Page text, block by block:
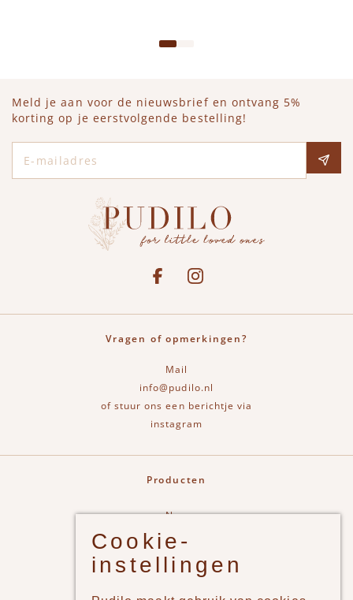
Meld je aan voor de nieuwsbrief en ontvang 5%
korting op je eerstvolgende bestelling!
See our FacebookBekijk onze Instagram pagina
Vragen of opmerkingen?
Mail
info@pudilo.nl
of stuur ons een berichtje via
instagram
Producten
New
Jongens
Meisjes
Cookie-
instellingen